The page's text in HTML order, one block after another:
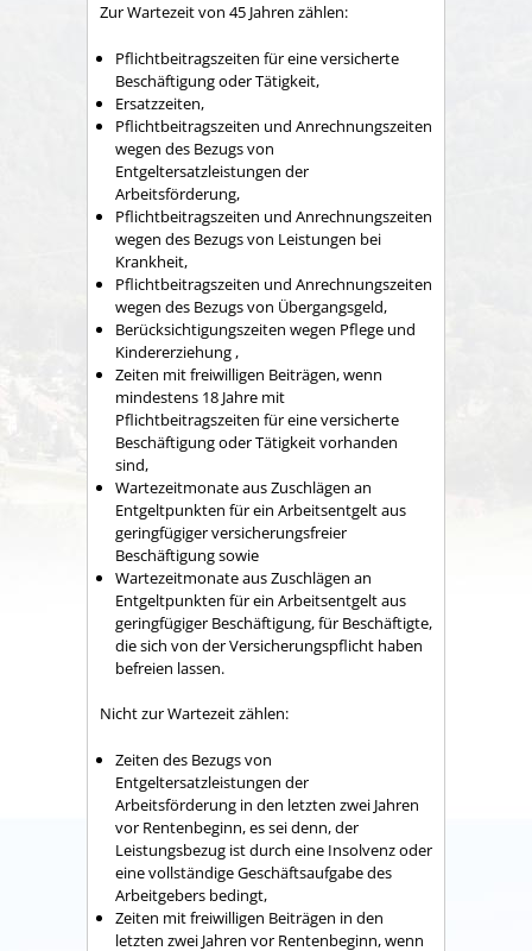
Zur Wartezeit von 45 Jahren zählen:
Pflichtbeitragszeiten für eine versicherte
Beschäftigung oder Tätigkeit,
Ersatzzeiten,
Pflichtbeitragszeiten und Anrechnungszeiten
wegen des Bezugs von
Entgeltersatzleistungen der
Arbeitsförderung,
Pflichtbeitragszeiten und Anrechnungszeiten
wegen des Bezugs von Leistungen bei
Krankheit,
Pflichtbeitragszeiten und Anrechnungszeiten
wegen des Bezugs von Übergangsgeld,
Berücksichtigungszeiten wegen Pflege und
Kindererziehung ,
Zeiten mit freiwilligen Beiträgen, wenn
mindestens 18 Jahre mit
Pflichtbeitragszeiten für eine versicherte
Beschäftigung oder Tätigkeit vorhanden
sind,
Wartezeitmonate aus Zuschlägen an
Entgeltpunkten für ein Arbeitsentgelt aus
geringfügiger versicherungsfreier
Beschäftigung sowie
Wartezeitmonate aus Zuschlägen an
Entgeltpunkten für ein Arbeitsentgelt aus
geringfügiger Beschäftigung, für Beschäftigte,
die sich von der Versicherungspflicht haben
befreien lassen.
Nicht zur Wartezeit zählen:
Zeiten des Bezugs von
Entgeltersatzleistungen der
Arbeitsförderung in den letzten zwei Jahren
vor Rentenbeginn, es sei denn, der
Leistungsbezug ist durch eine Insolvenz oder
eine vollständige Geschäftsaufgabe des
Arbeitgebers bedingt,
Zeiten mit freiwilligen Beiträgen in den
letzten zwei Jahren vor Rentenbeginn, wenn